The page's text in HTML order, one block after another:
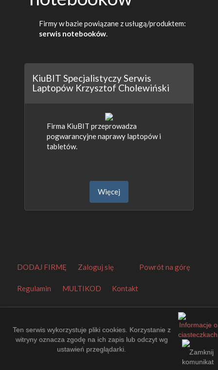
Firmy w bazie powiązane z usługą/produktem:
serwis notebooków
KiuBIT Specjalistyczy Serwis
Laptopów Krzysztof Cholewiński
Firma KiuBIT przeprowadza
pogwarancyjne naprawy laptopów i
tabletów.
Więcej
Powrót na górę
DODAJ FIRMĘ Zaloguj się
Regulamin MULTIKOD Kontakt
Orbitalny Katalog Firm.
PagePeeker.
Ten serwis wykorzystuje pliki cookies. Korzystanie z
witryny oznacza zgodę na ich zapis lub odczyt wg
ustawień przeglądarki.